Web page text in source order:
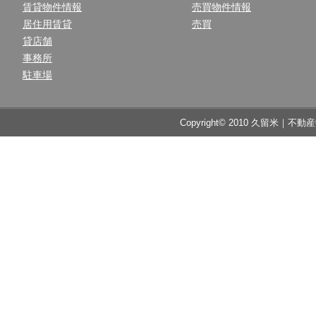
賃貸物件情報
居住用賃貸
貸店舗
事務所
駐車場
売買物件情報
売買
Copyright© 2010 久留米｜不動